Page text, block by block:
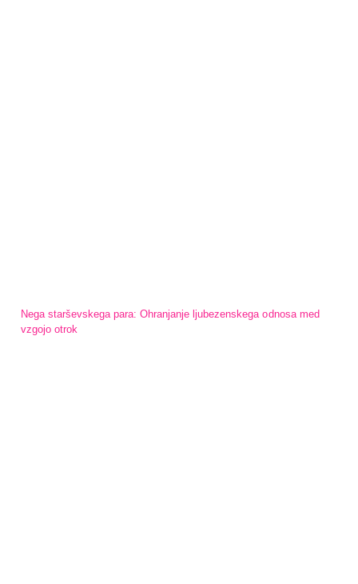
Nega starševskega para: Ohranjanje ljubezenskega odnosa med
vzgojo otrok